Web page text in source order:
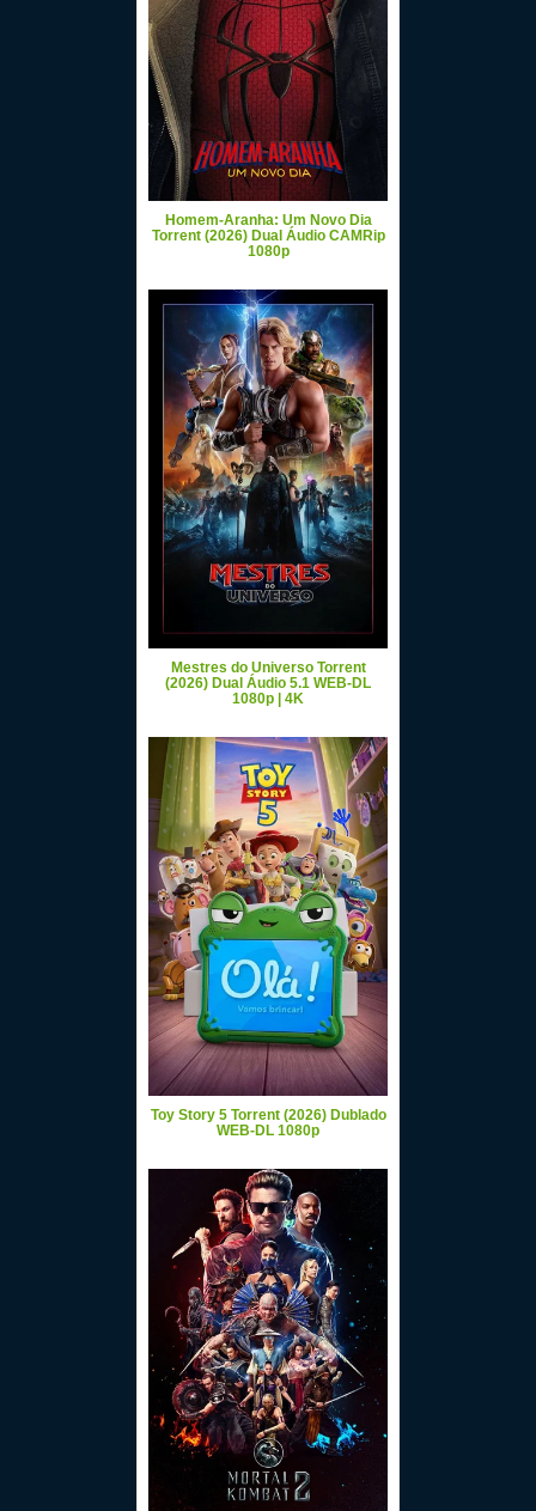
Homem-Aranha: Um Novo Dia
Torrent (2026) Dual Áudio CAMRip
1080p
Mestres do Universo Torrent
(2026) Dual Áudio 5.1 WEB-DL
1080p | 4K
Toy Story 5 Torrent (2026) Dublado
WEB-DL 1080p